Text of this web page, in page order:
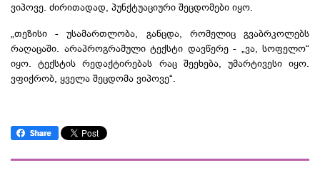
ვიპოვე. ძირითადად, პუნქტუაციური შეცდომები იყო.
„თეზისი - უსამართლობა, განცდა, რომელიც გვაბრკოლებს
რაღაცაში. არაპროგრამულიტექსტი დავწერე - „ვა, სოფელო“
იყო. ტექსტის რედაქტირებას რაც შეეხება, უმარტივესი იყო.
ვფიქრობ, ყველა შეცდომა ვიპოვე“.